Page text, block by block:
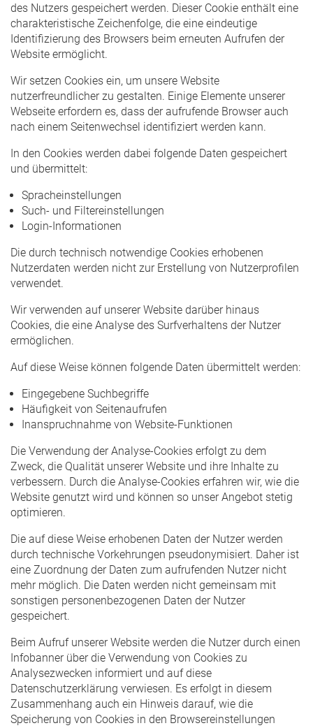
des Nutzers gespeichert werden. Dieser Cookie enthält eine
charakteristische Zeichenfolge, die eine eindeutige
Identifizierung des Browsers beim erneuten Aufrufen der
Website ermöglicht.
Wir setzen Cookies ein, um unsere Website
nutzerfreundlicher zu gestalten. Einige Elemente unserer
Webseite erfordern es, dass der aufrufende Browser auch
nach einem Seitenwechsel identifiziert werden kann.
In den Cookies werden dabei folgende Daten gespeichert
und übermittelt:
Spracheinstellungen
Such- und Filtereinstellungen
Login-Informationen
Die durch technisch notwendige Cookies erhobenen
Nutzerdaten werden nicht zur Erstellung von Nutzerprofilen
verwendet.
Wir verwenden auf unserer Website darüber hinaus
Cookies, die eine Analyse des Surfverhaltens der Nutzer
ermöglichen.
Auf diese Weise können folgende Daten übermittelt werden:
Eingegebene Suchbegriffe
Häufigkeit von Seitenaufrufen
Inanspruchnahme von Website-Funktionen
Die Verwendung der Analyse-Cookies erfolgt zu dem
Zweck, die Qualität unserer Website und ihre Inhalte zu
verbessern. Durch die Analyse-Cookies erfahren wir, wie die
Website genutzt wird und können so unser Angebot stetig
optimieren.
Die auf diese Weise erhobenen Daten der Nutzer werden
durch technische Vorkehrungen pseudonymisiert. Daher ist
eine Zuordnung der Daten zum aufrufenden Nutzer nicht
mehr möglich. Die Daten werden nicht gemeinsam mit
sonstigen personenbezogenen Daten der Nutzer
gespeichert.
Beim Aufruf unserer Website werden die Nutzer durch einen
Infobanner über die Verwendung von Cookies zu
Analysezwecken informiert und auf diese
Datenschutzerklärung verwiesen. Es erfolgt in diesem
Zusammenhang auch ein Hinweis darauf, wie die
Speicherung von Cookies in den Browsereinstellungen